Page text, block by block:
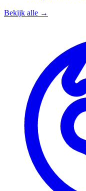
Bekijk alle →